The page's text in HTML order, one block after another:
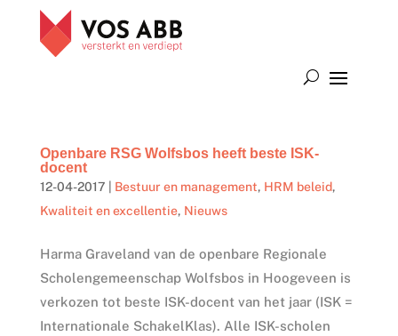
Openbare RSG Wolfsbos heeft beste ISK-
docent
12-04-2017 Bestuur en management, HRM beleid,
Kwaliteit en excellentie, Nieuws
Harma Graveland van de openbare Regionale
Scholengemeenschap Wolfsbos in Hoogeveen is
verkozen tot beste ISK-docent van het jaar (ISK =
Internationale SchakelKlas). Alle ISK-scholen